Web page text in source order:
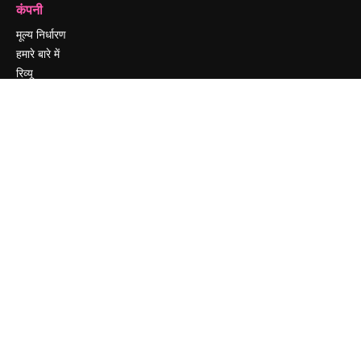
कंपनी
मूल्य निर्धारण
हमारे बारे में
रिव्यू